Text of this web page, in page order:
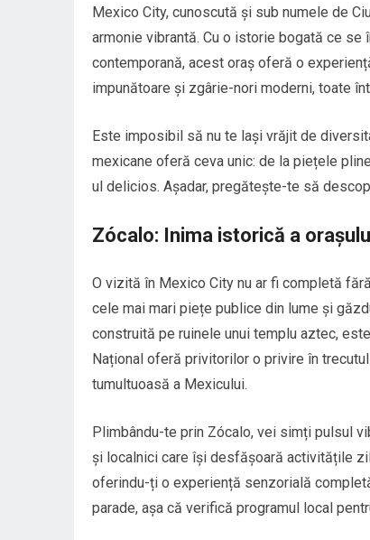
Mexico City, cunoscută și sub numele de
armonie vibrantă. Cu o istorie bogată ce
contemporană, acest oraș oferă o
impunătoare și zgârie-nori moderni, toate
Este imposibil să nu te lași vrăjit de
mexicane oferă ceva unic: de la piețele
ul delicios. Așadar, pregătește-te să
Zócalo: Inima istorică a
O vizită în Mexico City nu ar fi completă
cele mai mari piețe publice din lume și
construită pe ruinele unui templu aztec,
Național oferă privitorilor o privire în
tumultuoasă a Mexicului.
Plimbându-te prin Zócalo, vei simți pulsul
și localnici care își desfășoară activitățile
oferindu-ți o experiență senzorială
parade, așa că verifică programul local